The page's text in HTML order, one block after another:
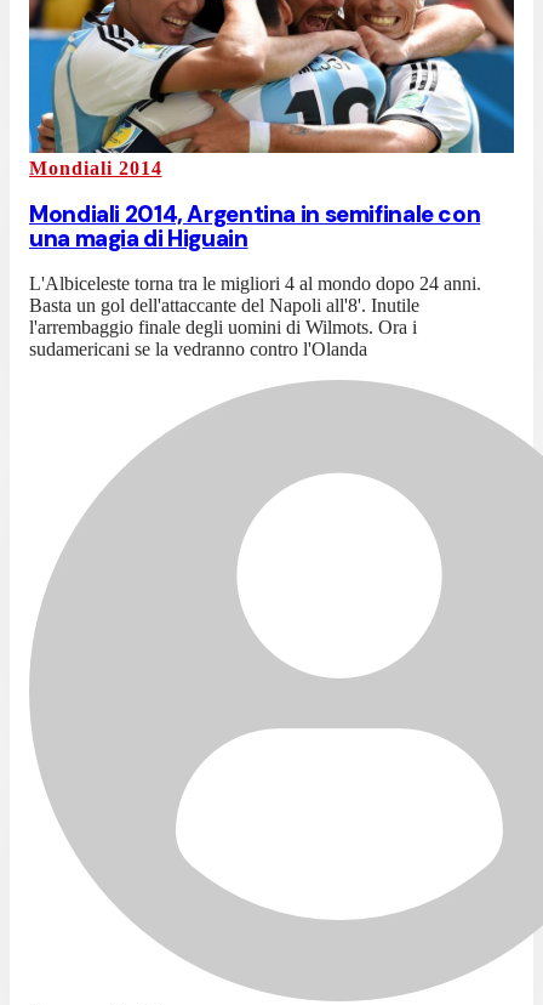
Mondiali 2014
Mondiali 2014, Argentina in semifinale con
una magia di Higuain
L'Albiceleste torna tra le migliori 4 al mondo dopo 24 anni.
Basta un gol dell'attaccante del Napoli all'8'. Inutile
l'arrembaggio finale degli uomini di Wilmots. Ora i
sudamericani se la vedranno contro l'Olanda